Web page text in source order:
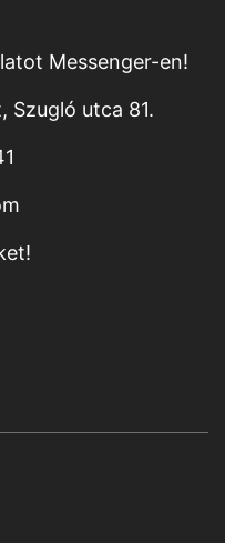
Messenger-en!
Szugló utca 81.